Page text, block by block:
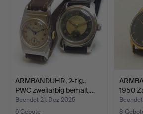
ARMBANDUHR, 2-tlg.,
PWC zweifarbig bemalt,…
Beendet 21. Dez 2025
6 Gebote
1950
8